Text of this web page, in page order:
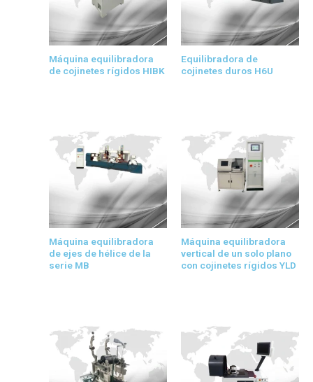
Máquina equilibradora
de cojinetes rígidos HIBK
Equilibradora de
cojinetes duros H6U
Máquina equilibradora
de ejes de hélice de la
serie MB
Máquina equilibradora
vertical de un solo plano
con cojinetes rígidos YLD